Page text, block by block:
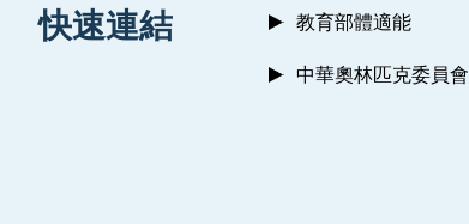
快速連結 教育部體適能
中華奧林匹克委員會